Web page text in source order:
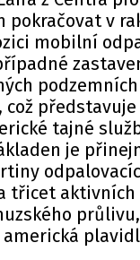
pokračovat v
mobilní
tajné
je
třicet